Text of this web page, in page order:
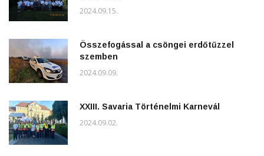
2024.09.15.
Összefogással a csöngei erdőtűzzel
szemben
2024.09.09.
XXIII. Savaria Történelmi Karnevál
2024.09.02.